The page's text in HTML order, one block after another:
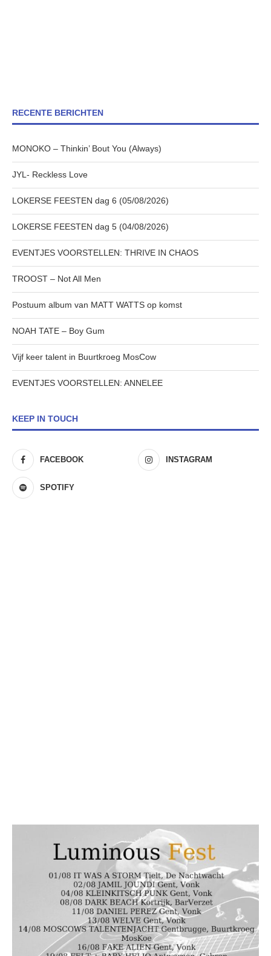
RECENTE BERICHTEN
MONOKO – Thinkin’ Bout You (Always)
JYL- Reckless Love
LOKERSE FEESTEN dag 6 (05/08/2026)
LOKERSE FEESTEN dag 5 (04/08/2026)
EVENTJES VOORSTELLEN: THRIVE IN CHAOS
TROOST – Not All Men
Postuum album van MATT WATTS op komst
NOAH TATE – Boy Gum
Vijf keer talent in Buurtkroeg MosCow
EVENTJES VOORSTELLEN: ANNELEE
KEEP IN TOUCH
FACEBOOK INSTAGRAM
SPOTIFY